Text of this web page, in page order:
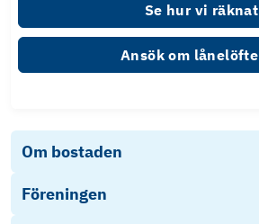
Se hur vi räknat
Ansök om lånelöfte
Om bostaden
Föreningen